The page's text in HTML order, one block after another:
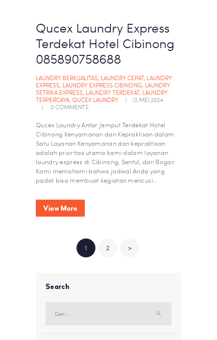
Qucex Laundry Express
Terdekat Hotel Cibinong
085890758688
LAUNDRY BERKUALITAS, LAUNDRY CEPAT, LAUNDRY
EXPRESS, LAUNDRY EXPRESS CIBINONG, LAUNDRY
SETRIKA EXPRESS, LAUNDRY TERDEKAT, LAUNDRY
TERPERCAYA, QUCEX LAUNDRY
12 MEI 2024
0COMMENTS
Qucex Laundry Antar Jemput Terdekat Hotel
Cibinong Kenyamanan dan Kepraktisan dalam
Satu Layanan Kenyamanan dan kepraktisan
adalah prioritas utama kami dalam layanan
laundry express di Cibinong, Sentul, dan Bogor.
Kami memahami bahwa jadwal Anda yang
padat bisa membuat kegiatan mencuci…
View More
NAVIGASIPAGE
1 PAGE
2 >
Search
untuk: